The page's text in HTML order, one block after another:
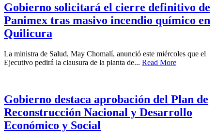
Gobierno solicitará el cierre definitivo de
Panimex tras masivo incendio químico en
Quilicura
La ministra de Salud, May Chomalí, anunció este miércoles que el
Ejecutivo pedirá la clausura de la planta de... Read More
Gobierno destaca aprobación del Plan de
Reconstrucción Nacional y Desarrollo
Económico y Social